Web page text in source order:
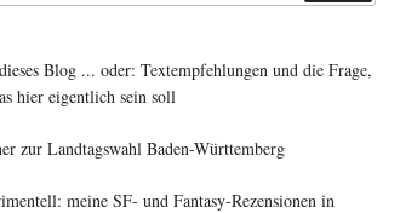
Blog ... oder: Textempfehlungen und die Frage,
hier eigentlich sein soll
zur Landtagswahl Baden-Württemberg
meine SF- und Fantasy-Rezensionen in